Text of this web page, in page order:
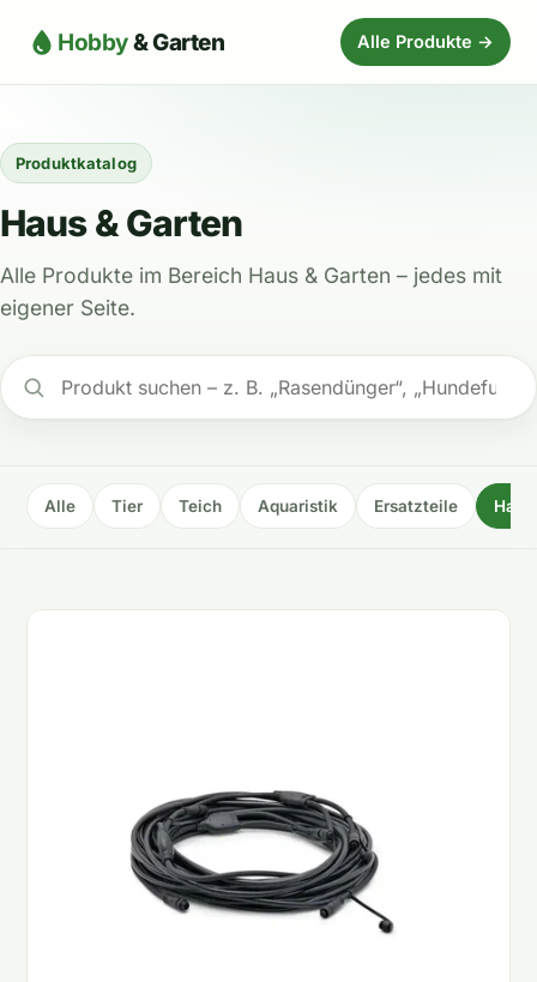
Hobby& Garten Alle Produkte →
Produktkatalog
Haus & Garten
Alle Produkte im Bereich Haus & Garten – jedes mit
eigener Seite.
Alle Tier Teich Aquaristik Ersatzteile